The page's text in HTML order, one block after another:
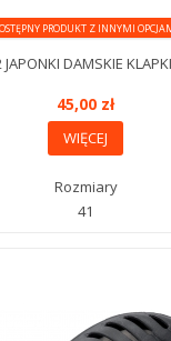
PRODUKT Z INNYMI
JAPONKI DAMSKIE
45,00 zł
WIĘCEJ
Rozmiary
41